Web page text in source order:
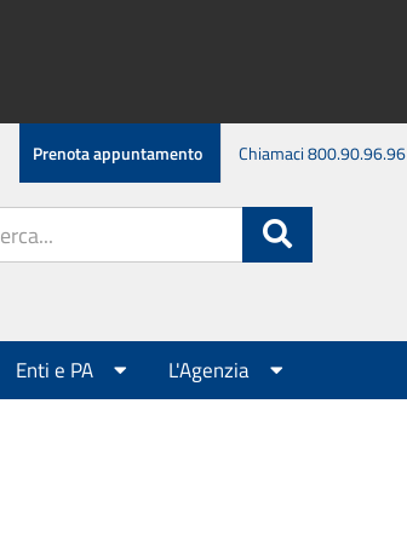
Prenota appuntamento Chiamaci 800.90.96.96
Enti e PA L'Agenzia